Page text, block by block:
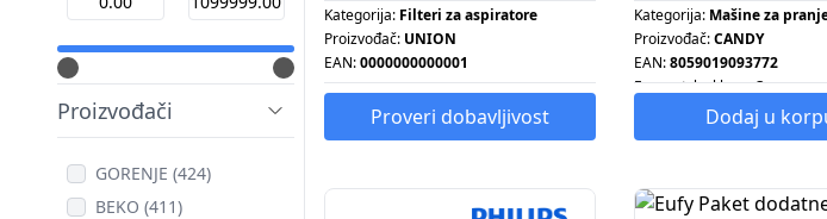
Proizvođači
GORENJE (424)
BEKO (411)
Kategorija: Filteri za aspiratore
Proizvođač: UNION
EAN:0000000000001
Proveri dobavljivost
Kategorija: Mašine za
Proizvođač:CANDY
EAN:8059019093772
Energetska klasa:C
Broj obrtaja centrifuge:1200
Energetska klasa:C
Dodaj u